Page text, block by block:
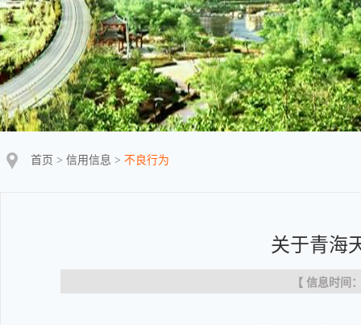
首页 > 信用信息 > 不良行为
关于青海
【 信息时间